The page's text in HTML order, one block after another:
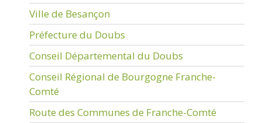
Ville de Besançon
Préfecture du Doubs
Conseil Départemental du Doubs
Conseil Régional de Bourgogne Franche-
Comté
Route des Communes de Franche-Comté